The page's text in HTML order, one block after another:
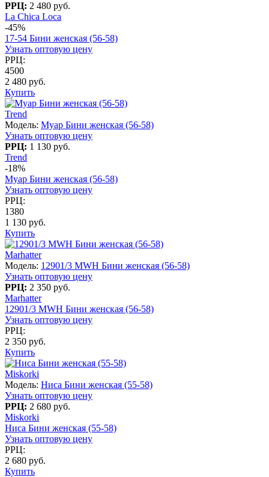
РРЦ: 2 480 руб.
La Chica Loca
-45%
17-54 Бини женская (56-58)
Узнать оптовую цену
РРЦ:
4500
2 480 руб.
Купить
Trend
Модель: Муар Бини женская (56-58)
Узнать оптовую цену
РРЦ: 1 130 руб.
Trend
-18%
Муар Бини женская (56-58)
Узнать оптовую цену
РРЦ:
1380
1 130 руб.
Купить
Marhatter
Модель: 12901/3 MWH Бини женская (56-58)
Узнать оптовую цену
РРЦ: 2 350 руб.
Marhatter
12901/3 MWH Бини женская (56-58)
Узнать оптовую цену
РРЦ:
2 350 руб.
Купить
Miskorki
Модель: Ниса Бини женская (55-58)
Узнать оптовую цену
РРЦ: 2 680 руб.
Miskorki
Ниса Бини женская (55-58)
Узнать оптовую цену
РРЦ:
2 680 руб.
Купить